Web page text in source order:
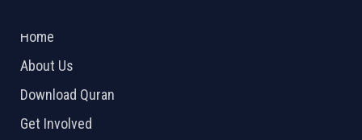
Home
About Us
Download Quran
Get Involved